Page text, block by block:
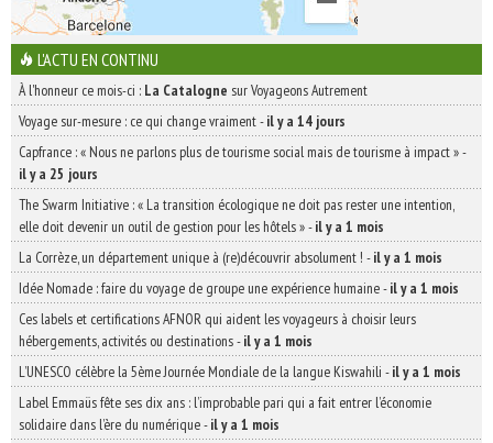
L'ACTU EN CONTINU
À l'honneur ce mois-ci : La Catalogne sur Voyageons Autrement
Voyage sur-mesure : ce qui change vraiment-il y a 14 jours
Capfrance : « Nous ne parlons plus de tourisme social mais de tourisme à impact »-
il y a 25 jours
The Swarm Initiative : « La transition écologique ne doit pas rester une intention,
elle doit devenir un outil de gestion pour les hôtels »-il y a 1 mois
La Corrèze, un département unique à (re)découvrir absolument ! -il y a 1 mois
Idée Nomade : faire du voyage de groupe une expérience humaine-il y a 1 mois
Ces labels et certifications AFNOR qui aident les voyageurs à choisir leurs
hébergements, activités ou destinations-il y a 1 mois
L’UNESCO célèbre la 5ème Journée Mondiale de la langue Kiswahili -il y a 1 mois
Label Emmaüs fête ses dix ans : l’improbable pari qui a fait entrer l’économie
solidaire dans l’ère du numérique-il y a 1 mois